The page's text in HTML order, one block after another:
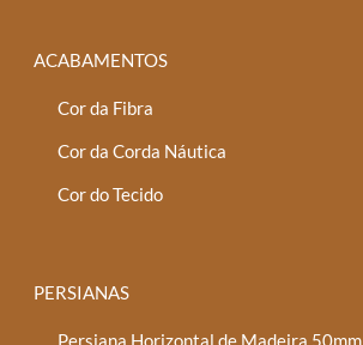
ACABAMENTOS
Cor da Fibra
Cor da Corda Náutica
Cor do Tecido
PERSIANAS
Persiana Horizontal de Madeira 50mm